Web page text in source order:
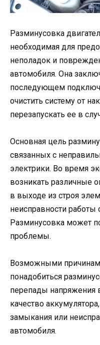
Разминусовка
необходимая для
неполадок и
автомобиля. Она
последующем
очистить систему от
перезапускать ее в
Основная цель
связанных с
электрики. Во время
возникать различные
в выходе из строя
неисправности
Разминусовка может
проблемы.
Возможными
понадобиться
перепады напряжения
качество
замыкания или
автомобиля.